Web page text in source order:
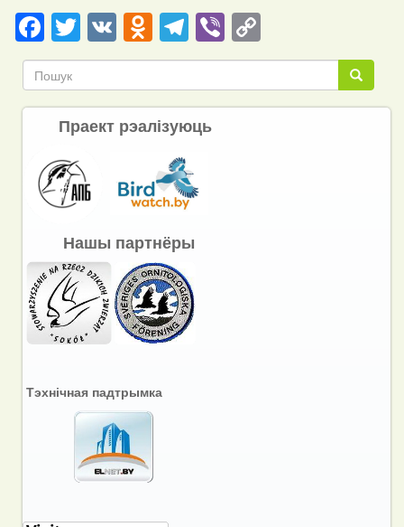
Facebook
Twitter
VKOdnoklassniki
Telegram
ViberCopy
Link Пошук
Пошук
Праект рэалізуюць
Нашы партнёры
Тэхнічная падтрымка